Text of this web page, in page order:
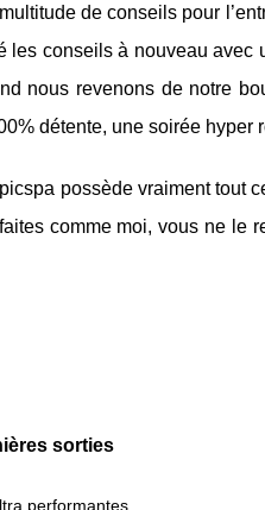
de conseils pour
les conseils à nouveau avec
nous revenons de notre
détente, une soirée hyper
possède vraiment tout
comme moi, vous ne le
sorties
performantes